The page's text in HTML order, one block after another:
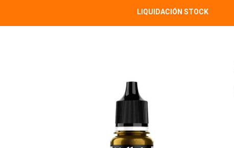
LIQUIDACIÓN STOCK